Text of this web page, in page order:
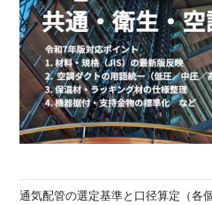
通気配管の選定基準と口径算定（各